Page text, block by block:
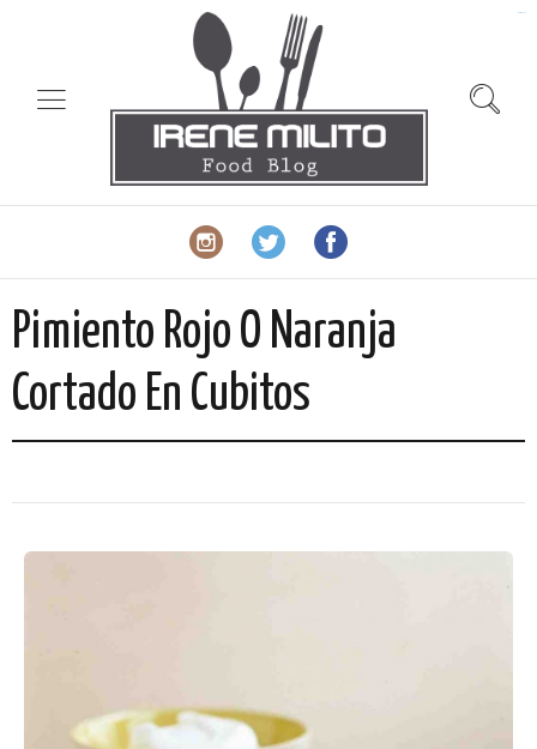
Pimiento Rojo O Naranja
Cortado En Cubitos